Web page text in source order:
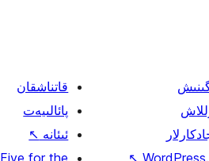
↖
قاتناشقان
پائالىيەت
ئىئانە ↖
Five for the